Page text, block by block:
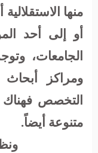
منها
أو إلى أحد
الجامعات،
ومراكز
التخصص
متنوعة أيضاً.